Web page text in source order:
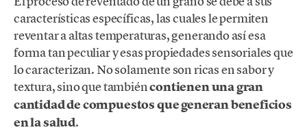
características específicas, las cuales le permiten
reventar a altas temperaturas, generando así esa
forma tan peculiar y esas propiedades sensoriales que
lo caracterizan. No solamente son ricas en sabor y
textura, sino que tambiéncontienen una gran
cantidad de compuestos que generan beneficios
en la salud.